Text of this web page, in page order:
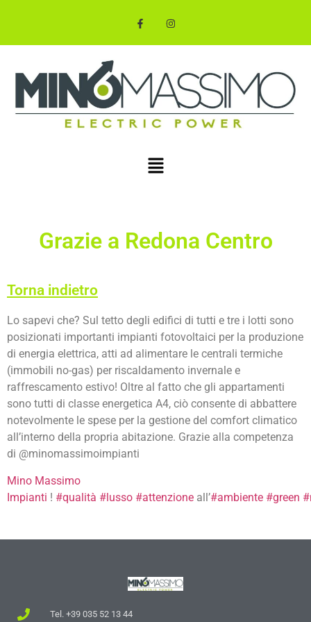
Grazie a Redona Centro
Torna indietro
Lo sapevi che? Sul tetto degli edifici di tutti e tre i lotti sono
posizionati importanti impianti fotovoltaici per la produzione
di energia elettrica, atti ad alimentare le centrali termiche
(immobili no-gas) per riscaldamento invernale e
raffrescamento estivo! Oltre al fatto che gli appartamenti
sono tutti di classe energetica A4, ciò consente di abbattere
notevolmente le spese per la gestione del comfort climatico
all’interno della propria abitazione. Grazie alla competenza
di @minomassimoimpianti
Mino Massimo
Impianti ! #qualità #lusso #attenzione all’#ambiente #green #
Tel. +39 035 52 13 44